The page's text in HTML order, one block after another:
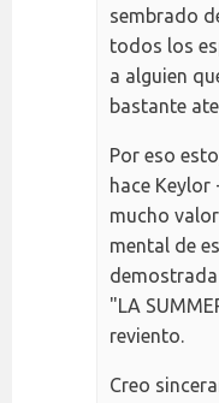
sembrado
todos los
a alguien
bastante
Por eso
hace
mucho
mental de
"LA
reviento.
Creo